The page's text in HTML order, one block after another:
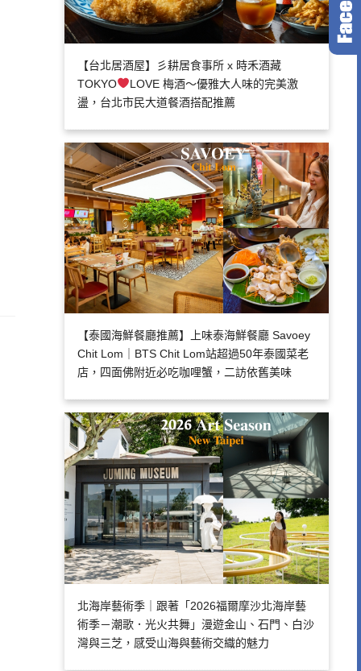
【台北居酒屋】彡耕居食事所 x 時禾酒藏
TOKYO
LOVE 梅酒～優雅大人味的完美激
盪，台北市民大道餐酒搭配推薦
【泰國海鮮餐廳推薦】上味泰海鮮餐廳 Savoey
Chit Lom｜BTS Chit Lom站超過50年泰國菜老
店，四面佛附近必吃咖哩蟹，二訪依舊美味
北海岸藝術季｜跟著「2026福爾摩沙北海岸藝
術季－潮歌．光火共舞」漫遊金山、石門、白沙
灣與三芝，感受山海與藝術交織的魅力